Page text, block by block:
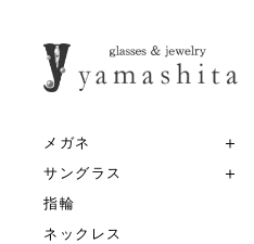
メガネ
サングラス
指輪
ネックレス